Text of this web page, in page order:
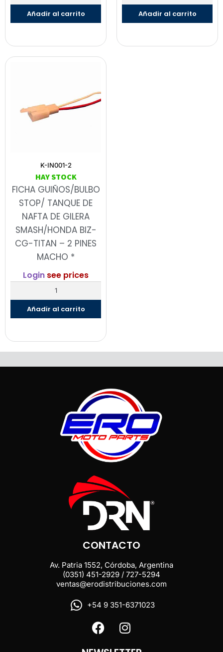
Añadir al carrito Añadir al carrito
K-IN001-2
HAY STOCK
FICHA GUIÑOS/BULBO
STOP/ TANQUE DE
NAFTA DE GILERA
SMASH/HONDA BIZ-
CG-TITAN – 2 PINES
MACHO *
Login see prices
Añadir al carrito
CONTACTO
Av. Patria 1552, Córdoba, Argentina
(0351) 451-2929 / 727-5294
ventas@erodistribuciones.com
+54 9 351-6371023